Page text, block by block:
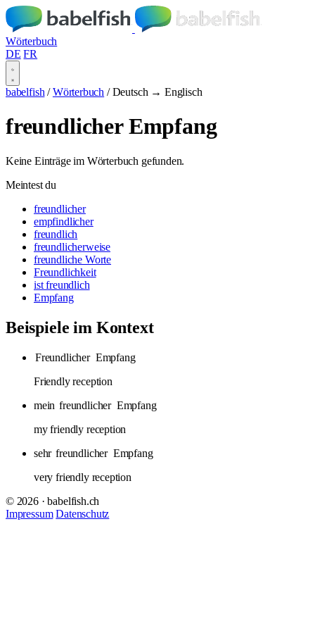
Wörterbuch
DE FR
babelfish / Wörterbuch / Deutsch → Englisch
freundlicher Empfang
Keine Einträge im Wörterbuch gefunden.
Meintest du
freundlicher
empfindlicher
freundlich
freundlicherweise
freundliche Worte
Freundlichkeit
ist freundlich
Empfang
Beispiele im Kontext
Freundlicher Empfang
Friendly reception
mein freundlicher Empfang
my friendly reception
sehr freundlicher Empfang
very friendly reception
© 2026 · babelfish.ch
Impressum Datenschutz